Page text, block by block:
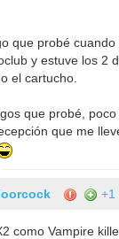
que probé
y estuve los 2
el cartucho.
que probé,
que me
+1
como Vampire